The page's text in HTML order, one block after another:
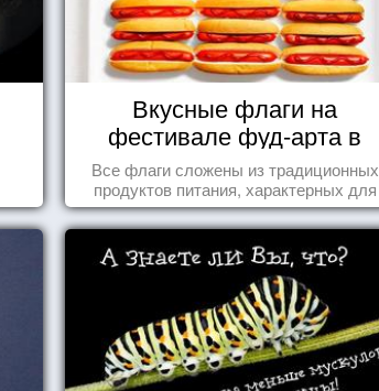
Вкусные флаги на
фестивале фуд-арта в
Сиднее
Все флаги сложены из традиционных
продуктов питания, характерных для
этих стран.